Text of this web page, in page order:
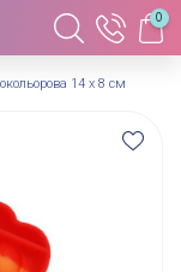
0
14 х 8 см